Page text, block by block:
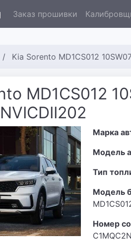
Заказ прошивки
Kia Sorento MD1CS012
MD1CS012
Марка
Модель
Тип
Модель
Номер